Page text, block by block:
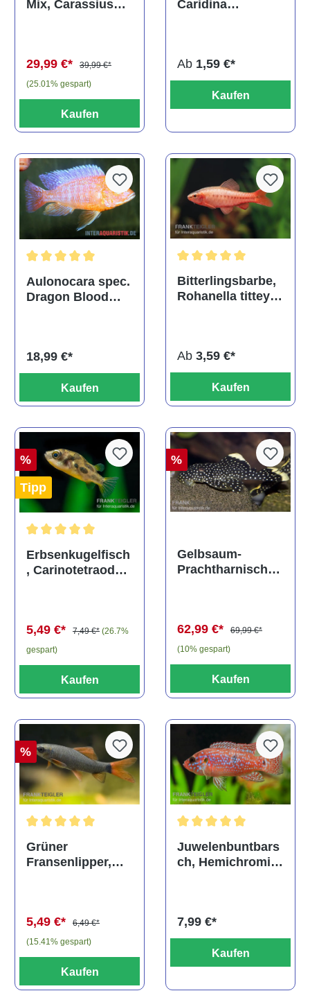
Mix, Carassius
29,99 €*
39,99 €*
(25.01% gespart)
Kaufen
Caridina
Ab 1,59 €*
Kaufen
Durchschnittliche Bewertung von 5 von 5 Sternen
Aulonocara spec.
Dragon Blood
18,99 €*
Kaufen
Bitterlingsbarbe,
Rohanella titteya,
Ab 3,59 €*
Kaufen
%
Tipp
Durchschnittliche Bewertung von 5 von 5 Sternen
Erbsenkugelfisch
, Carinotetraodon
5,49 €* 7,49 €* (26.7%
gespart)
Kaufen
%
Gelbsaum-
Prachtharnischw
62,99 €*
69,99 €*
(10% gespart)
Kaufen
%
Grüner
Fransenlipper,
5,49 €*
6,49 €*
(15.41% gespart)
Kaufen
Juwelenbuntbars
ch, Hemichromis
7,99 €*
Kaufen